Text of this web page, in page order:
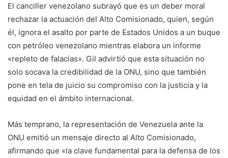
El canciller venezolano subrayó que es un deber moral
rechazar la actuación del Alto Comisionado, quien, según
él, ignora el asalto por parte de Estados Unidos a un buque
con petróleo venezolano mientras elabora un informe
«repleto de falacias». Gil advirtió que esta situación no
solo socava la credibilidad de la ONU, sino que también
pone en tela de juicio su compromiso con la justicia y la
equidad en el ámbito internacional.
Más temprano, la representación de Venezuela ante la
ONU emitió un mensaje directo al Alto Comisionado,
afirmando que «la clave fundamental para la defensa de los